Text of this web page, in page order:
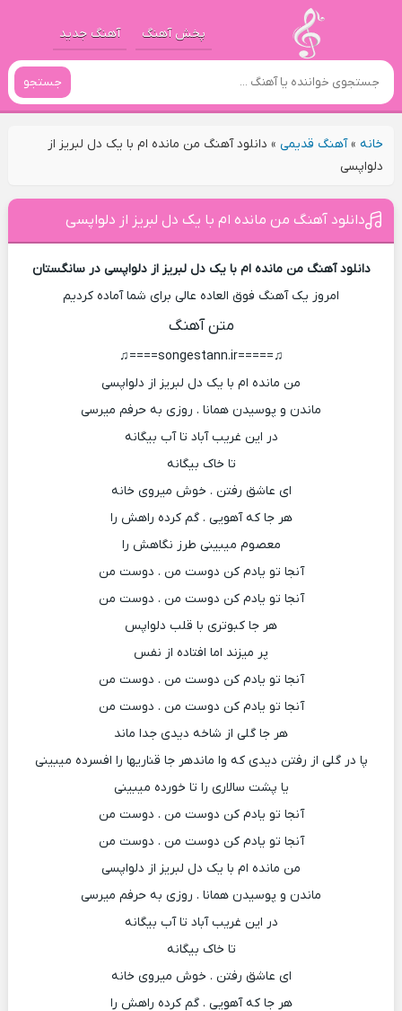
پخش آهنگ آهنگ جدید
جستجو
خانه»آهنگ قدیمی» دانلود آهنگ من مانده ام با یک دل لبریز از
دلواپسی
دانلود آهنگ من مانده ام با یک دل لبریز از دلواپسی
دانلود آهنگ من مانده ام با یک دل لبریز از دلواپسی در سانگستان
امروز یک آهنگ فوق العاده عالی برای شما آماده کردیم
متن آهنگ
♫=====songestann.ir====♫
من مانده ام با یک دل لبریز از دلواپسی
ماندن و پوسیدن همانا . روزی به حرفم میرسی
در این غریب آباد تا آب بیگانه
تا خاک بیگانه
ای عاشق رفتن . خوش میروی خانه
هر جا که آهویی . گم کرده راهش را
معصوم میبینی طرز نگاهش را
آنجا تو یادم کن دوست من . دوست من
آنجا تو یادم کن دوست من . دوست من
هر جا کبوتری با قلب دلواپس
پر میزند اما افتاده از نفس
آنجا تو یادم کن دوست من . دوست من
آنجا تو یادم کن دوست من . دوست من
هر جا گلی از شاخه دیدی جدا ماند
پا در گلی از رفتن دیدی که وا ماندهر جا قناریها را افسرده میبینی
یا پشت سالاری را تا خورده میبینی
آنجا تو یادم کن دوست من . دوست من
آنجا تو یادم کن دوست من . دوست من
من مانده ام با یک دل لبریز از دلواپسی
ماندن و پوسیدن همانا . روزی به حرفم میرسی
در این غریب آباد تا آب بیگانه
تا خاک بیگانه
ای عاشق رفتن . خوش میروی خانه
هر جا که آهویی . گم کرده راهش را